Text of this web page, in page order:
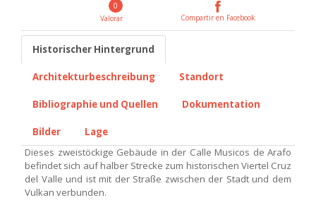
0
Valorar
Compartir en Facebook
Historischer Hintergrund
Architekturbeschreibung Standort
Bibliographie und Quellen Dokumentation
Bilder
Lage
Dieses zweistöckige Gebäude in der Calle Musicos de Arafo
befindet sich auf halber Strecke zum historischen Viertel Cruz
del Valle und ist mit der Straße zwischen der Stadt und dem
Vulkan verbunden.